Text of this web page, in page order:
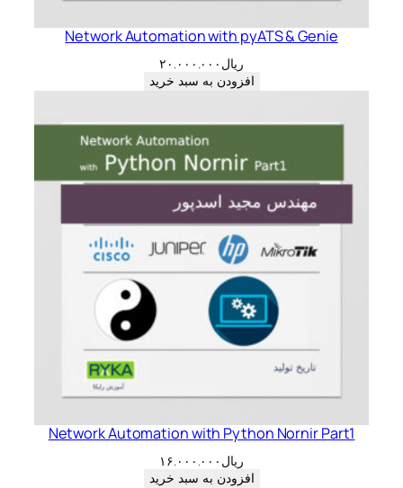
Network Automation with pyATS & Genie​
ریال ۲۰.۰۰۰.۰۰۰
افزودن به سبد خرید
Network Automation with Python Nornir Part1
ریال ۱۶.۰۰۰.۰۰۰
افزودن به سبد خرید